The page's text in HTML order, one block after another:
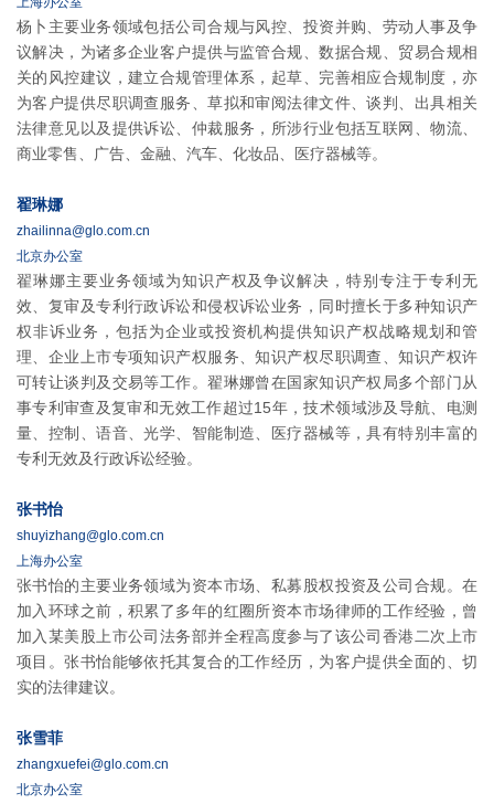
杨卜主要业务领域包括公司合规与风控、投资并购、劳动人事及争
议解决，为诸多企业客户提供与监管合规、数据合规、贸易合规相
关的风控建议，建立合规管理体系，起草、完善相应合规制度，亦
为客户提供尽职调查服务、草拟和审阅法律文件、谈判、出具相关
法律意见以及提供诉讼、仲裁服务，所涉行业包括互联网、物流、
商业零售、广告、金融、汽车、化妆品、医疗器械等。
翟琳娜
zhailinna@glo.com.cn
北京办公室
翟琳娜主要业务领域为知识产权及争议解决，特别专注于专利无
效、复审及专利行政诉讼和侵权诉讼业务，同时擅长于多种知识产
权非诉业务，包括为企业或投资机构提供知识产权战略规划和管
理、企业上市专项知识产权服务、知识产权尽职调查、知识产权许
可转让谈判及交易等工作。翟琳娜曾在国家知识产权局多个部门从
事专利审查及复审和无效工作超过15年，技术领域涉及导航、电测
量、控制、语音、光学、智能制造、医疗器械等，具有特别丰富的
专利无效及行政诉讼经验。
张书怡
shuyizhang@glo.com.cn
上海办公室
张书怡的主要业务领域为资本市场、私募股权投资及公司合规。在
加入环球之前，积累了多年的红圈所资本市场律师的工作经验，曾
加入某美股上市公司法务部并全程高度参与了该公司香港二次上市
项目。张书怡能够依托其复合的工作经历，为客户提供全面的、切
实的法律建议。
张雪菲
zhangxuefei@glo.com.cn
北京办公室